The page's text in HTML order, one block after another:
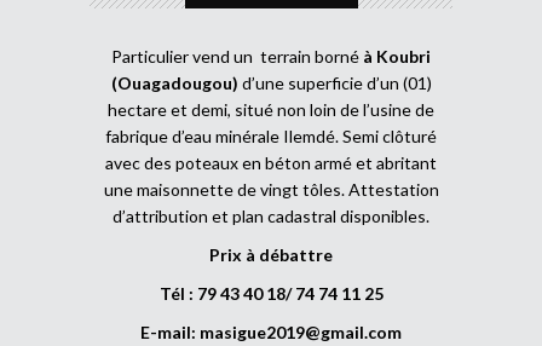
Particulier vend un terrain borné à Koubri
(Ouagadougou) d’une superficie d’un (01)
hectare et demi, situé non loin de l’usine de
fabrique d’eau minérale Ilemdé. Semi clôturé
avec des poteaux en béton armé et abritant
une maisonnette de vingt tôles. Attestation
d’attribution et plan cadastral disponibles.
Prix à débattre
Tél : 79 43 40 18/ 74 74 11 25
E-mail: masigue2019@gmail.com